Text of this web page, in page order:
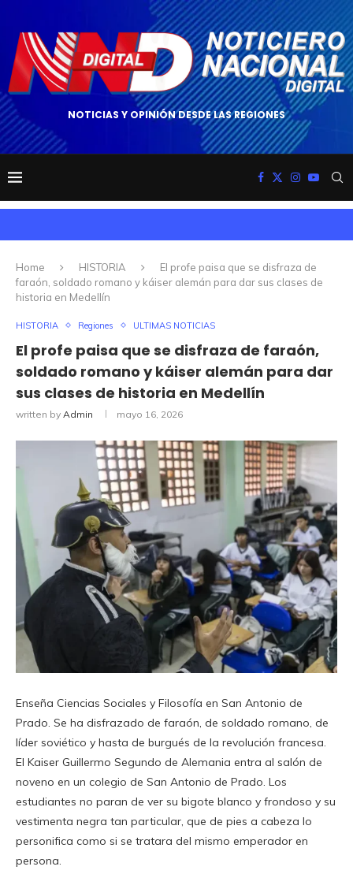
NOTICIAS Y OPINIÓN DESDE LAS REGIONES
Home HISTORIA
El profe paisa que se disfraza de
faraón, soldado romano y káiser alemán para dar sus clases de
historia en Medellín
HISTORIA Regiones ULTIMAS NOTICIAS
El profe paisa que se disfraza de faraón,
soldado romano y káiser alemán para dar
sus clases de historia en Medellín
written by Admin mayo 16, 2026
Enseña Ciencias Sociales y Filosofía en San Antonio de
Prado. Se ha disfrazado de faraón, de soldado romano, de
líder soviético y hasta de burgués de la revolución francesa.
El Kaiser Guillermo Segundo de Alemania entra al salón de
noveno en un colegio de San Antonio de Prado. Los
estudiantes no paran de ver su bigote blanco y frondoso y su
vestimenta negra tan particular, que de pies a cabeza lo
personifica como si se tratara del mismo emperador en
persona.